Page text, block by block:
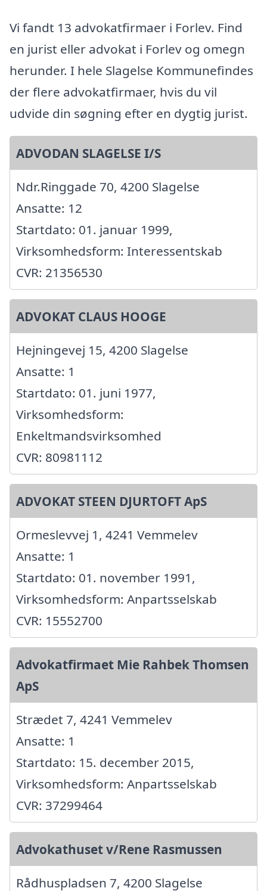
Vi fandt 13 advokatfirmaer i Forlev. Find
en jurist eller advokat i Forlev og omegn
herunder. I hele Slagelse Kommunefindes
der flere advokatfirmaer, hvis du vil
udvide din søgning efter en dygtig jurist.
ADVODAN SLAGELSE I/S
Ndr.Ringgade 70, 4200 Slagelse
Ansatte: 12
Startdato: 01. januar 1999,
Virksomhedsform: Interessentskab
CVR: 21356530
ADVOKAT CLAUS HOOGE
Hejningevej 15, 4200 Slagelse
Ansatte: 1
Startdato: 01. juni 1977,
Virksomhedsform:
Enkeltmandsvirksomhed
CVR: 80981112
ADVOKAT STEEN DJURTOFT ApS
Ormeslevvej 1, 4241 Vemmelev
Ansatte: 1
Startdato: 01. november 1991,
Virksomhedsform: Anpartsselskab
CVR: 15552700
Advokatfirmaet Mie Rahbek Thomsen
ApS
Strædet 7, 4241 Vemmelev
Ansatte: 1
Startdato: 15. december 2015,
Virksomhedsform: Anpartsselskab
CVR: 37299464
Advokathuset v/Rene Rasmussen
Rådhuspladsen 7, 4200 Slagelse